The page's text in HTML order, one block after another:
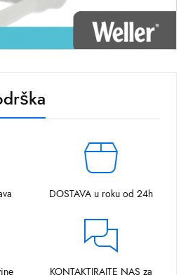
DOSTAVA u roku od 24h
KONTAKTIRAJTE NAS za